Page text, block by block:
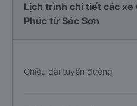
Lịch trình chi tiết các
Phúc từ Sóc Sơn
Chiều dài tuyến đường